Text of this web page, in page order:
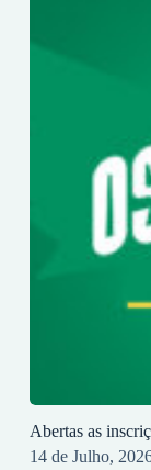
Abertas as
14 de Julho,